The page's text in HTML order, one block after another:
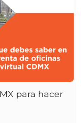
para hacer